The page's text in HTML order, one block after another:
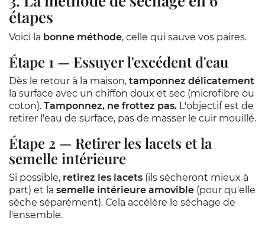
étapes
Voici la bonne méthode, celle qui sauve vos paires.
Étape 1 — Essuyer l'excédent d'eau
Dès le retour à la maison, tamponnez délicatement
la surface avec un chiffon doux et sec (microfibre ou
coton). Tamponnez, ne frottez pas. L'objectif est de
retirer l'eau de surface, pas de masser le cuir mouillé.
Étape 2 — Retirer les lacets et la
semelle intérieure
Si possible, retirez les lacets (ils sécheront mieux à
part) et la semelle intérieure amovible (pour qu'elle
sèche séparément). Cela accélère le séchage de
l'ensemble.